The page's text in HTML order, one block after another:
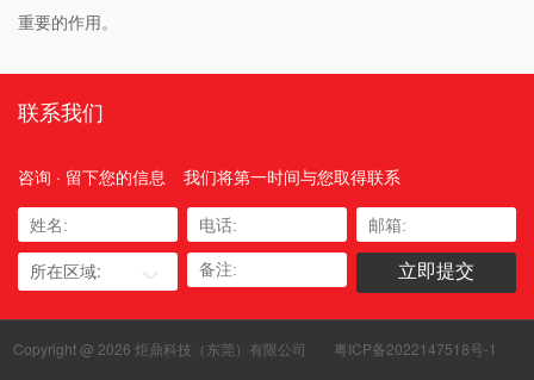
重要的作用。
联系我们
咨询 · 留下您的信息 我们将第一时间与您取得联系
所在区域:
Copyright @ 2026 炬鼎科技（东莞）有限公司 粤ICP备2022147518号-1